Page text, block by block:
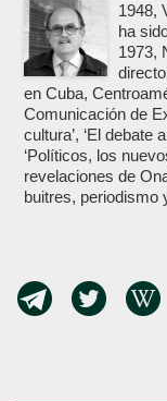
1948,
ha
1973,
en Cuba,
Comunicación de
cultura’, ‘El debate
‘Políticos, los
revelaciones de
buitres, periodismo